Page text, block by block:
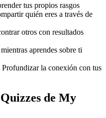
tus propios rasgos
quién eres a través de
otros con resultados
aprendes sobre ti
Profundizar la conexión con tus
de My